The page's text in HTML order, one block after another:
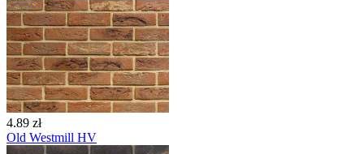
4.89 zł
Old Westmill HV